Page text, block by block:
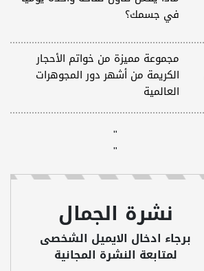
في جسمك؟
مجموعة مميزة من خواتم الأحجار
الكريمة من أشهر دور المجوهرات
العالمية
"
"
نشرة الجمال
برجاء ادخال الايميل الشخصى
لمتابعة النشرة المجانية